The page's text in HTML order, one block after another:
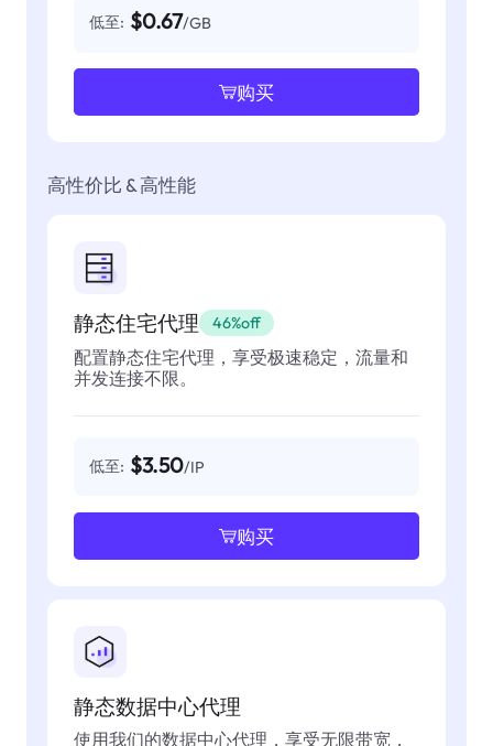
低至: $0.67/GB
购买
高性价比 & 高性能
静态住宅代理 46%off
配置静态住宅代理，享受极速稳定，流量和
并发连接不限。
低至: $3.50/IP
购买
静态数据中心代理
使用我们的数据中心代理，享受无限带宽，